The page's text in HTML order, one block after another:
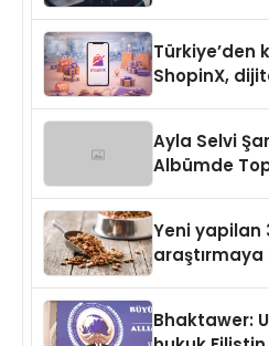
Türkiye’den
ShopinX,
Ayla Selvi
Albümde
Yeni yapilan
Sindirildiğini
Bhaktawer: